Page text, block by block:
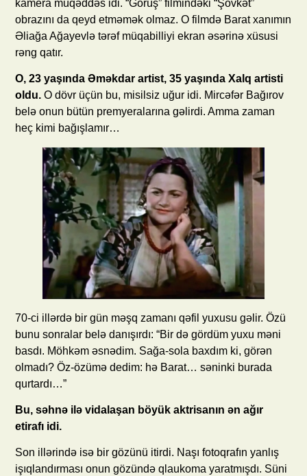
kamera müqəddəs idi. “Görüş” filmindəki “Şövkət”
obrazını da qeyd etməmək olmaz. O filmdə Barat xanımın
Əliağa Ağayevlə tərəf müqabilliyi ekran əsərinə xüsusi
rəng qatır.
O, 23 yaşında Əməkdar artist, 35 yaşında Xalq artisti
oldu. O dövr üçün bu, misilsiz uğur idi. Mircəfər Bağırov
belə onun bütün premyeralarına gəlirdi. Amma zaman
heç kimi bağışlamır…
70-ci illərdə bir gün məşq zamanı qəfil yuxusu gəlir. Özü
bunu sonralar belə danışırdı: “Bir də gördüm yuxu məni
basdı. Möhkəm əsnədim. Sağa-sola baxdım ki, görən
olmadı? Öz-özümə dedim: hə Barat… səninki burada
qurtardı…”
Bu, səhnə ilə vidalaşan böyük aktrisanın ən ağır
etirafı idi.
Son illərində isə bir gözünü itirdi. Naşı fotoqrafın yanlış
işıqlandırması onun gözündə qlaukoma yaratmışdı. Süni